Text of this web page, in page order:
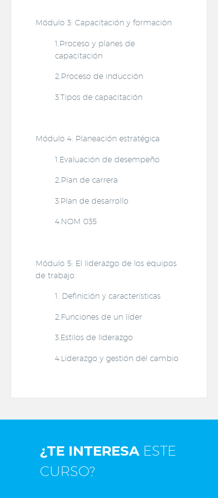
Módulo 3: Capacitación y formación
1.Proceso y planes de
capacitación
2.Proceso de inducción
3.Tipos de capacitación
Módulo 4: Planeación estratégica
1.Evaluación de desempeño
2.Plan de carrera
3.Plan de desarrollo
4.NOM 035
Módulo 5: El liderazgo de los equipos
de trabajo.
1. Definición y características
2.Funciones de un líder
3.Estilos de liderazgo
4.Liderazgo y gestión del cambio
¿TE INTERESAESTE
CURSO?